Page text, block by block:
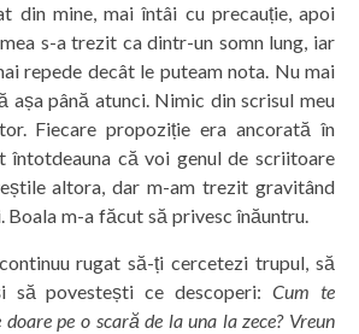
din mine, mai întâi cu precauție, apoi
s-a trezit ca dintr-un somn lung, iar
repede decât le puteam nota. Nu mai
așa până atunci. Nimic din scrisul meu
Fiecare propoziție era ancorată în
întotdeauna că voi genul de scriitoare
altora, dar m-am trezit gravitând
Boala m-a făcut să privesc înăuntru.
rugat să-ți cercetezi trupul, să
să povestești ce descoperi:Cum te
pe o scară de la una la zece? Vreun